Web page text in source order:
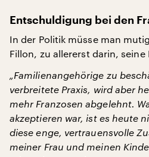
Entschuldigung bei den
In der Politik müsse man
Fillon, zu allererst darin,
„Familienangehörige zu
verbreitete Praxis, wird aber
mehr Franzosen abgelehnt.
akzeptieren war, ist es heute
diese enge, vertrauensvolle
meiner Frau und meinen